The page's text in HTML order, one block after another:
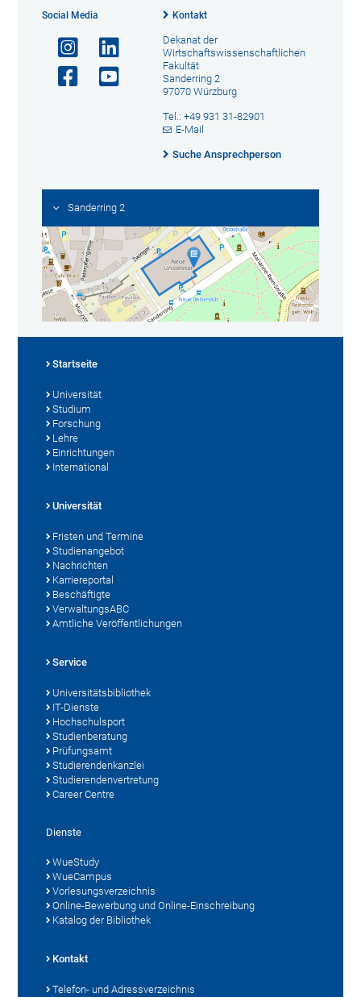
Social Media Kontakt
Dekanat der
Wirtschaftswissenschaftlichen
Fakultät
Sanderring 2
97070 Würzburg
Tel.: +49 931 31-82901
E-Mail
Suche Ansprechperson
Sanderring 2
Startseite
Universität
Studium
Forschung
Lehre
Einrichtungen
International
Universität
Fristen und Termine
Studienangebot
Nachrichten
Karriereportal
Beschäftigte
VerwaltungsABC
Amtliche Veröffentlichungen
Service
Universitätsbibliothek
IT-Dienste
Hochschulsport
Studienberatung
Prüfungsamt
Studierendenkanzlei
Studierendenvertretung
Career Centre
Dienste
WueStudy
WueCampus
Vorlesungsverzeichnis
Online-Bewerbung und Online-Einschreibung
Katalog der Bibliothek
Kontakt
Telefon- und Adressverzeichnis